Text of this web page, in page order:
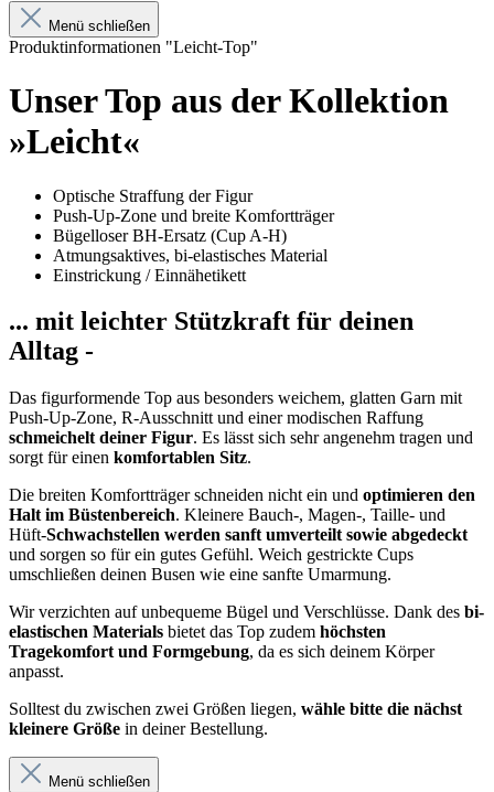
Menü schließen
Produktinformationen "Leicht-Top"
Unser Top aus der Kollektion
»Leicht«
Optische Straffung der Figur
Push-Up-Zone und breite Komfortträger
Bügelloser BH-Ersatz (Cup A-H)
Atmungsaktives, bi-elastisches Material
Einstrickung / Einnähetikett
... mit leichter Stützkraft für deinen
Alltag -
Das figurformende Top aus besonders weichem, glatten Garn mit
Push-Up-Zone, R-Ausschnitt und einer modischen Raffung
schmeichelt deiner Figur. Es lässt sich sehr angenehm tragen und
sorgt für einen komfortablen Sitz.
Die breiten Komfortträger schneiden nicht ein und optimieren den
Halt im Büstenbereich. Kleinere Bauch-, Magen-, Taille- und
Hüft-Schwachstellen werden sanft umverteilt sowie abgedeckt
und sorgen so für ein gutes Gefühl. Weich gestrickte Cups
umschließen deinen Busen wie eine sanfte Umarmung.
Wir verzichten auf unbequeme Bügel und Verschlüsse. Dank des bi-
elastischen Materials bietet das Top zudem höchsten
Tragekomfort und Formgebung, da es sich deinem Körper
anpasst.
Solltest du zwischen zwei Größen liegen, wähle bitte die nächst
kleinere Größe in deiner Bestellung.
Menü schließen